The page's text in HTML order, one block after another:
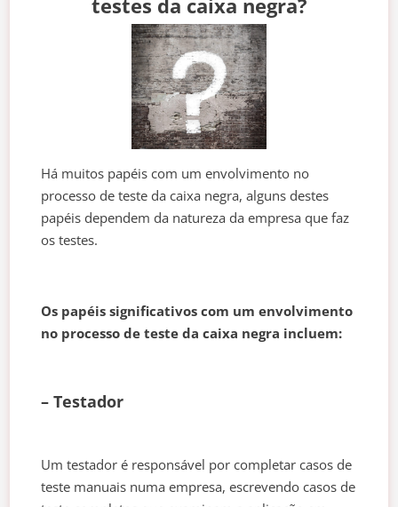
testes da caixa negra?
Há muitos papéis com um envolvimento no
processo de teste da caixa negra, alguns destes
papéis dependem da natureza da empresa que faz
os testes.
Os papéis significativos com um envolvimento
no processo de teste da caixa negra incluem:
– Testador
Um testador é responsável por completar casos de
teste manuais numa empresa, escrevendo casos de